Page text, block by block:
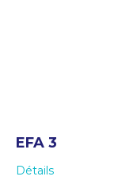
EFA 3
Détails